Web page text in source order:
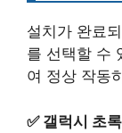
설치가 완료
를 선택할 수
여 정상 작동
✅ 갤럭시 초